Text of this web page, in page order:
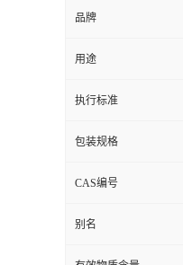
品牌
用途
执行标准
包装规格
CAS编号
别名